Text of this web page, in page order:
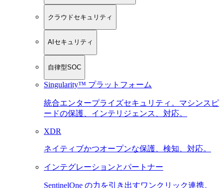
クラウドセキュリティ
AIセキュリティ
自律型SOC
Singularity™ プラットフォーム
統合エンタープライズセキュリティ。マシンスピ
ードの保護、インテリジェンス、対応。
XDR
ネイティブかつオープンな保護、検知、対応。
インテグレーションとパートナー
SentinelOne の力を引き出すワンクリック連携。